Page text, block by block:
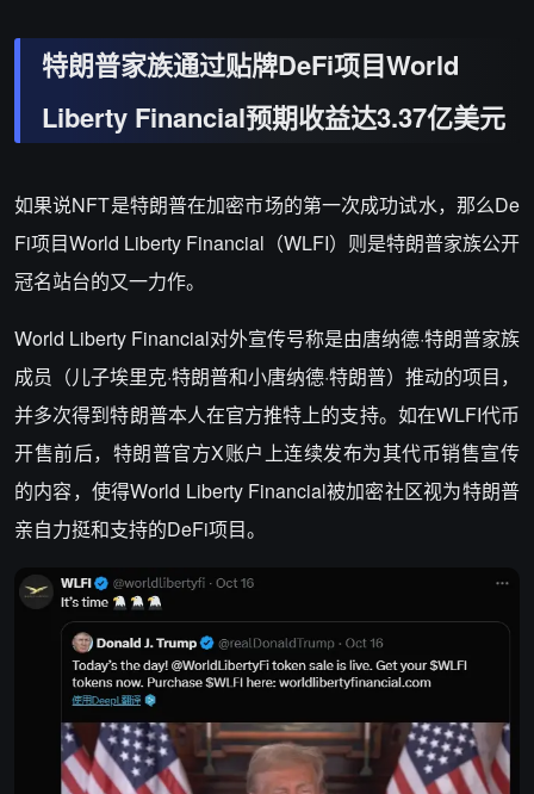
特朗普家族通过贴牌DeFi项目World
Liberty Financial预期收益达3.37亿美元
如果说NFT是特朗普在加密市场的第一次成功试水，那么De
Fi项目World Liberty Financial（WLFI）则是特朗普家族公开
冠名站台的又一力作。
World Liberty Financial对外宣传号称是由唐纳德·特朗普家族
成员（儿子埃里克·特朗普和小唐纳德·特朗普）推动的项目，
并多次得到特朗普本人在官方推特上的支持。如在WLFI代币
开售前后，特朗普官方X账户上连续发布为其代币销售宣传
的内容，使得World Liberty Financial被加密社区视为特朗普
亲自力挺和支持的DeFi项目。